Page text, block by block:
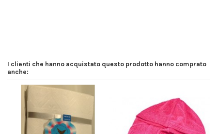
I clienti che hanno acquistato questo prodotto hanno comprato
anche: